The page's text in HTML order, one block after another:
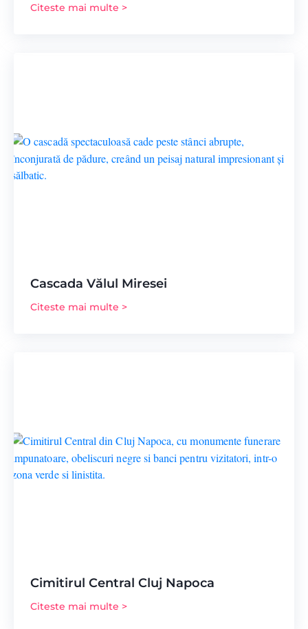
Citeste mai multe >
Cascada Vălul Miresei
Citeste mai multe >
Cimitirul Central Cluj Napoca
Citeste mai multe >